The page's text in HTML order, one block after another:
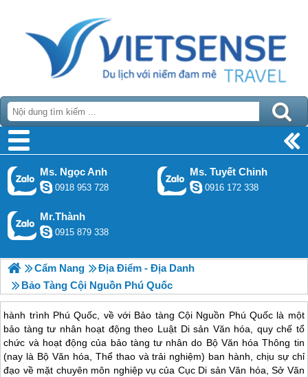
Ms. Ngọc Anh
0918 953 728
Ms. Tuyết Chinh
0916 172 338
Mr.Thành
0915 879 338
Cẩm Nang
Địa Điểm - Địa Danh
Bảo Tàng Cội Nguồn Phú Quốc
hành trình Phú Quốc, về với Bảo tàng Cội Nguồn Phú Quốc là một
bảo tàng tư nhân hoạt động theo Luật Di sản Văn hóa, quy chế tổ
chức và hoạt động của bảo tàng tư nhân do Bộ Văn hóa Thông tin
(nay là Bộ Văn hóa, Thể thao và trải nghiệm) ban hành, chịu sự chỉ
đạo về mặt chuyên môn nghiệp vụ của Cục Di sản Văn hóa, Sở Văn